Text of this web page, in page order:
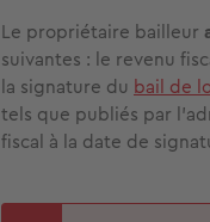
Le propriétaire bailleur
suivantes : le revenu
la signature du bail de
tels que publiés par
fiscal à la date de